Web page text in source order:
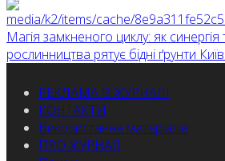
Магія замкненого циклу: як
рослинництва рятує бідні ґрунти
РЕКЛАМА В ЖУРНАЛІ
КОНТАКТИ
Використання матеріалів
ПРО ЖУРНАЛ